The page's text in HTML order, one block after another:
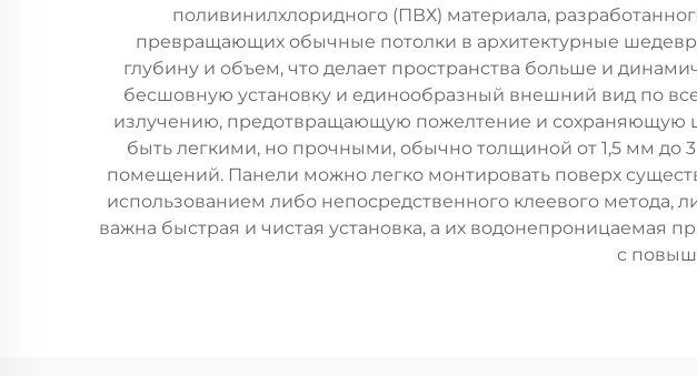
поливинилхлоридного (ПВХ) материала,
превращающих обычные потолки в архитектурные
глубину и объем, что делает пространства больше и
бесшовную установку и единообразный внешний вид по
излучению, предотвращающую пожелтение и сохраняющую
быть легкими, но прочными, обычно толщиной от 1,5 мм до
помещений. Панели можно легко монтировать поверх
использованием либо непосредственного клеевого метода,
важна быстрая и чистая установка, а их водонепроницаемая
с